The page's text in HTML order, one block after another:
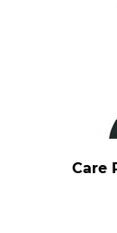
Care